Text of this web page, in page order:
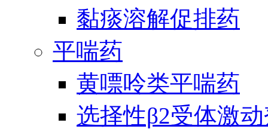
黏痰溶解促排药
平喘药
黄嘌呤类平喘药
选择性β2受体激